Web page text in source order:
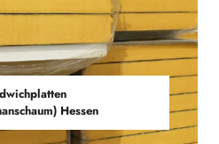
Hessen